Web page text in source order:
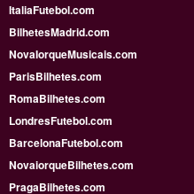
ItaliaFutebol.com
BilhetesMadrid.com
NovaIorqueMusicais.com
ParisBilhetes.com
RomaBilhetes.com
LondresFutebol.com
BarcelonaFutebol.com
NovaiorqueBilhetes.com
PragaBilhetes.com